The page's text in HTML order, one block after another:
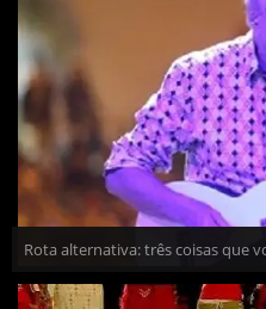
Rota alternativa: três coisas que